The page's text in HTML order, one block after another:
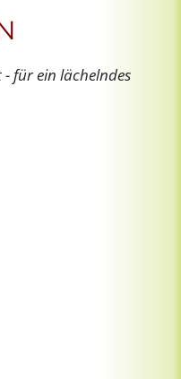
für ein lächelndes